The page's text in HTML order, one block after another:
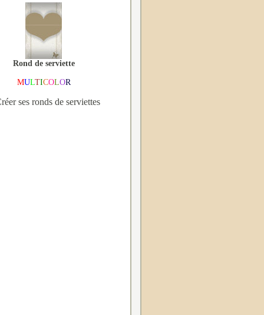
Rond de serviette
MULTICOLOR
ses ronds de serviettes